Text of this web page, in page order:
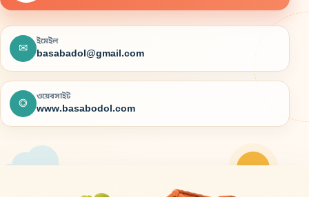
✉ ইমেইল
basabadol@gmail.com
◎ ওয়েবসাইট
www.basabodol.com